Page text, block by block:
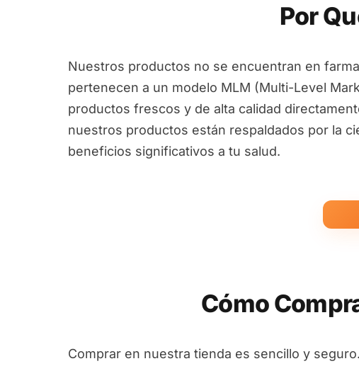
Por
Nuestros productos no se encuentran en
pertenecen a un modelo MLM (Multi-Level
productos frescos y de alta calidad
nuestros productos están respaldados por la
beneficios significativos a tu salud.
Cómo
Comprar en nuestra tienda es sencillo y